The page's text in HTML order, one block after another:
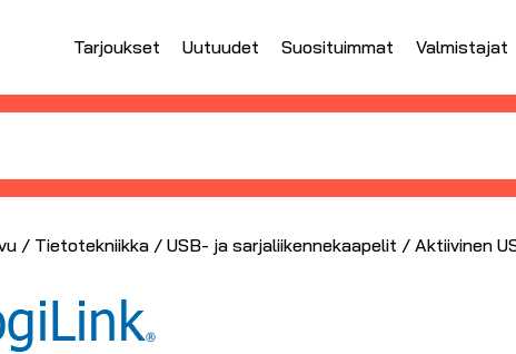
Tarjoukset Uutuudet Suosituimmat Valmistajat
/ Tietotekniikka / USB- ja sarjaliikennekaapelit / Aktiivinen